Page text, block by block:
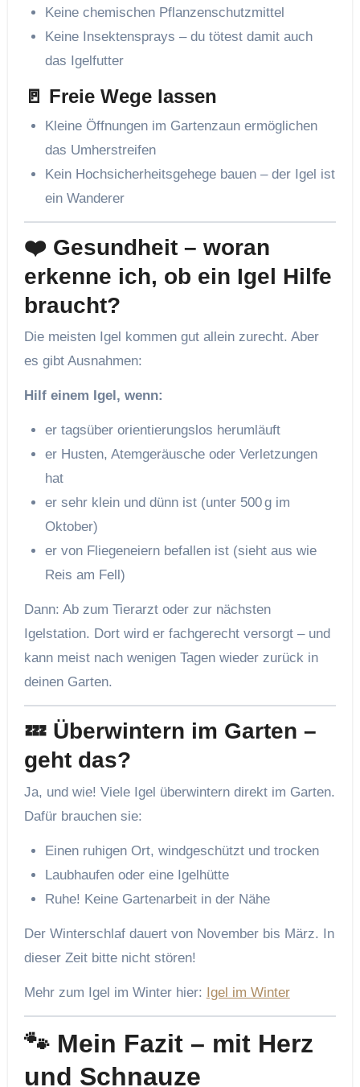
Keine chemischen Pflanzenschutzmittel
Keine Insektensprays – du tötest damit auch
das Igelfutter
🚪 Freie Wege lassen
Kleine Öffnungen im Gartenzaun ermöglichen
das Umherstreifen
Kein Hochsicherheitsgehege bauen – der Igel ist
ein Wanderer
❤️ Gesundheit – woran
erkenne ich, ob ein Igel Hilfe
braucht?
Die meisten Igel kommen gut allein zurecht. Aber
es gibt Ausnahmen:
Hilf einem Igel, wenn:
er tagsüber orientierungslos herumläuft
er Husten, Atemgeräusche oder Verletzungen
hat
er sehr klein und dünn ist (unter 500 g im
Oktober)
er von Fliegeneiern befallen ist (sieht aus wie
Reis am Fell)
Dann: Ab zum Tierarzt oder zur nächsten
Igelstation. Dort wird er fachgerecht versorgt – und
kann meist nach wenigen Tagen wieder zurück in
deinen Garten.
💤 Überwintern im Garten –
geht das?
Ja, und wie! Viele Igel überwintern direkt im Garten.
Dafür brauchen sie:
Einen ruhigen Ort, windgeschützt und trocken
Laubhaufen oder eine Igelhütte
Ruhe! Keine Gartenarbeit in der Nähe
Der Winterschlaf dauert von November bis März. In
dieser Zeit bitte nicht stören!
Mehr zum Igel im Winter hier: Igel im Winter
🐾 Mein Fazit – mit Herz
und Schnauze